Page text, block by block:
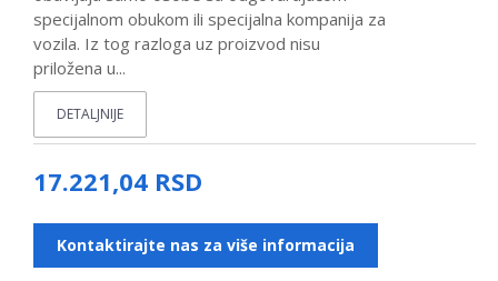
specijalnom obukom ili specijalna kompanija za
vozila. Iz tog razloga uz proizvod nisu
priložena u...
DETALJNIJE
17.221,04 RSD
Kontaktirajte nas za više informacija